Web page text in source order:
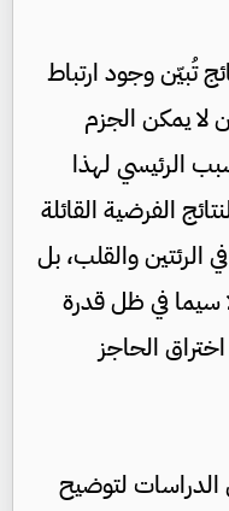
تُبيّن وجود ارتباط
لا يمكن الجزم
الرئيسي لهذا
الفرضية القائلة
الرئتين والقلب، بل
سيما في ظل قدرة
الحاجز
الدراسات لتوضيح